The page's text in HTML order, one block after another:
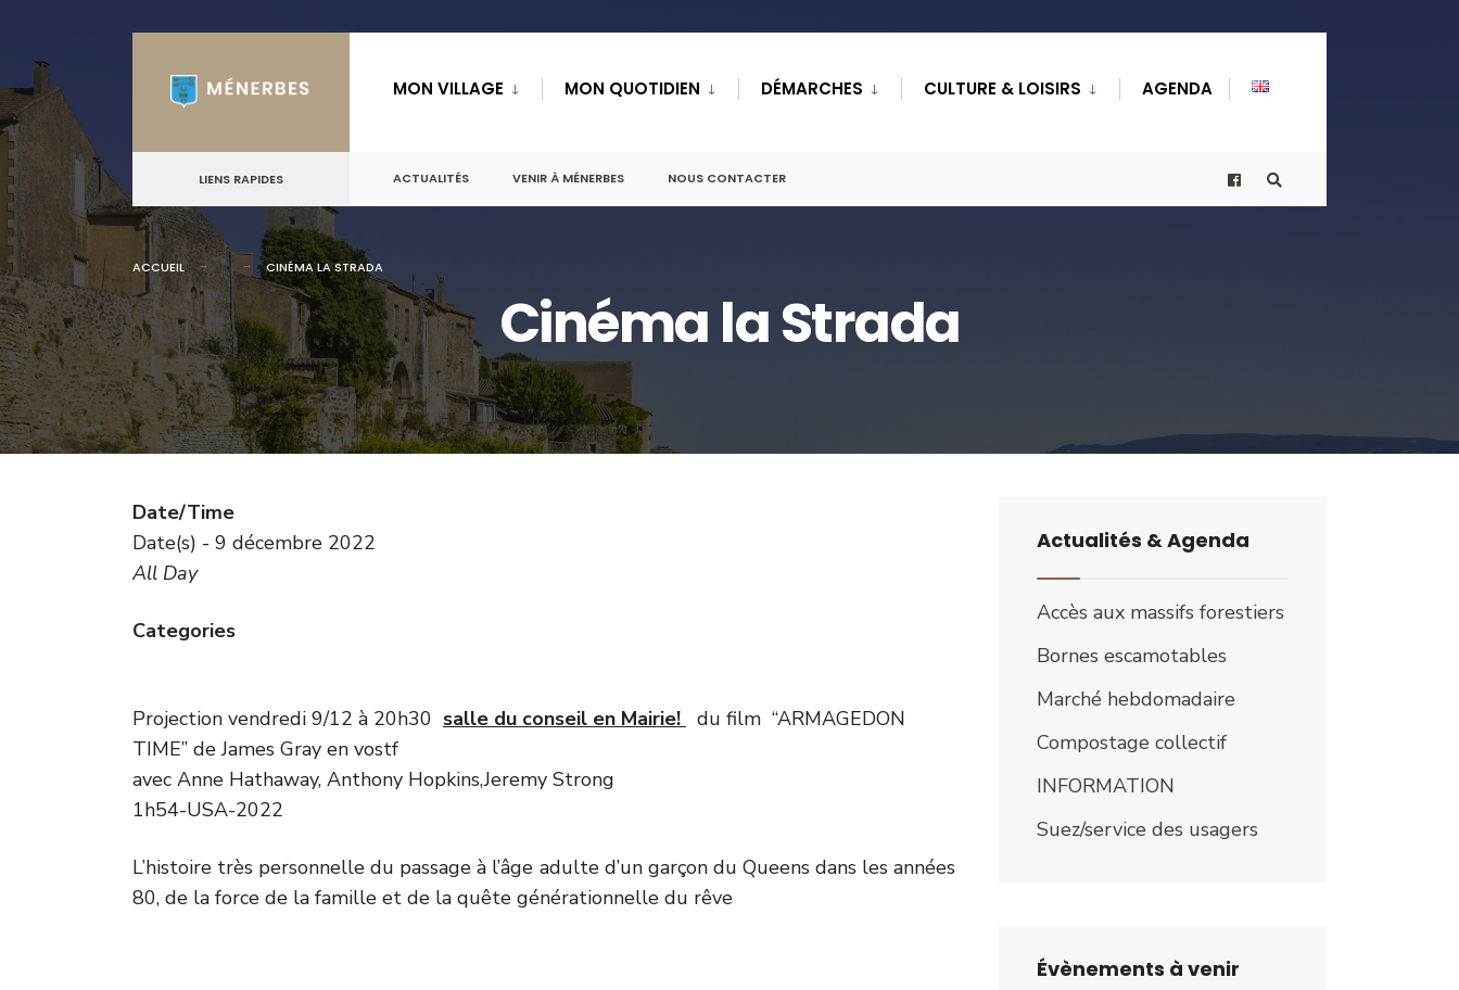
content
MON VILLAGE MON QUOTIDIEN DÉMARCHES CULTURE & LOISIRS AGENDA
LIENS RAPIDES ACTUALITÉS VENIR À MÉNERBES NOUS CONTACTER
ACCUEIL CINÉMA LA STRADA
Cinéma la Strada
Date/Time
Date(s) - 9 décembre 2022
All Day
Categories
Projection vendredi 9/12 à 20h30 salle du conseil en Mairie!
du film “ARMAGEDON
TIME” de James Gray en vostf
avec Anne Hathaway, Anthony Hopkins,Jeremy Strong
1h54-USA-2022
L’histoire très personnelle du passage à l’âge adulte d’un garçon du Queens dans les années
80, de la force de la famille et de la quête générationnelle du rêve
Actualités & Agenda
Accès aux massifs forestiers
Bornes escamotables
Marché hebdomadaire
Compostage collectif
INFORMATION
Suez/service des usagers
Évènements à venir